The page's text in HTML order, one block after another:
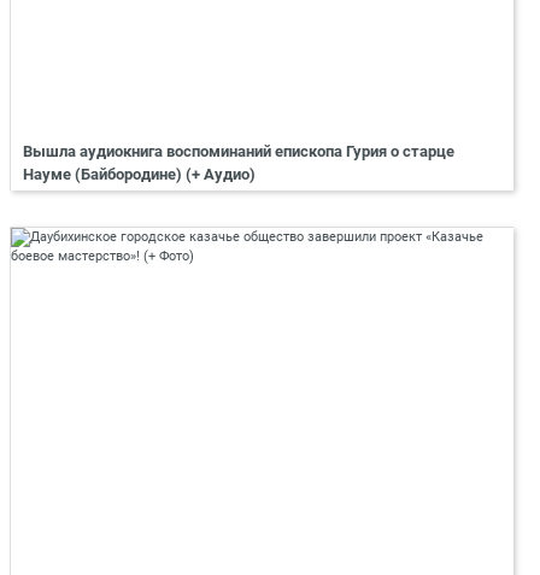
Вышла аудиокнига воспоминаний епископа Гурия о старце
Науме (Байбородине) (+ Аудио)